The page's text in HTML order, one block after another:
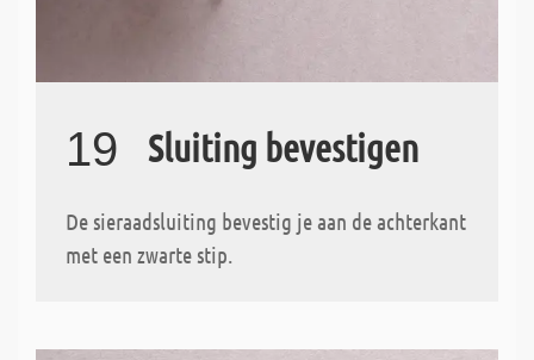
19 Sluiting bevestigen
De sieraadsluiting bevestig je aan de achterkant
met een zwarte stip.